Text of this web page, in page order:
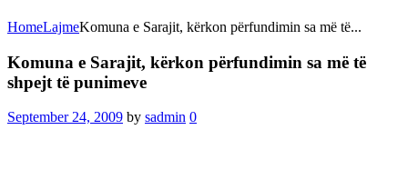
HomeLajmeKomuna e Sarajit, kërkon përfundimin sa më të...
Komuna e Sarajit, kërkon përfundimin sa më të
shpejt të punimeve
September 24, 2009 by sadmin 0